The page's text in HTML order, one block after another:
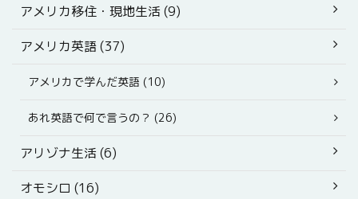
アメリカ移住・現地生活 (9)
アメリカ英語 (37)
アメリカで学んだ英語 (10)
あれ英語で何で言うの？ (26)
アリゾナ生活 (6)
オモシロ (16)